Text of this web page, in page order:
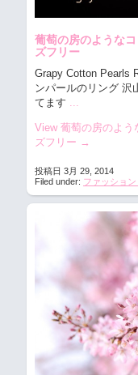
葡萄の房のような
ズフリー
Grapy Cotton Pearls
ンパールのリング 沢
てます ...
View 葡萄の房のよう
ズフリー →
投稿日 3月 29, 2014
Filed under: ファッション